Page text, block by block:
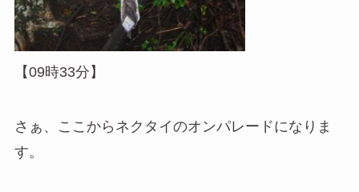
【09時33分】
さぁ、ここからネクタイのオンパレードになりま
す。